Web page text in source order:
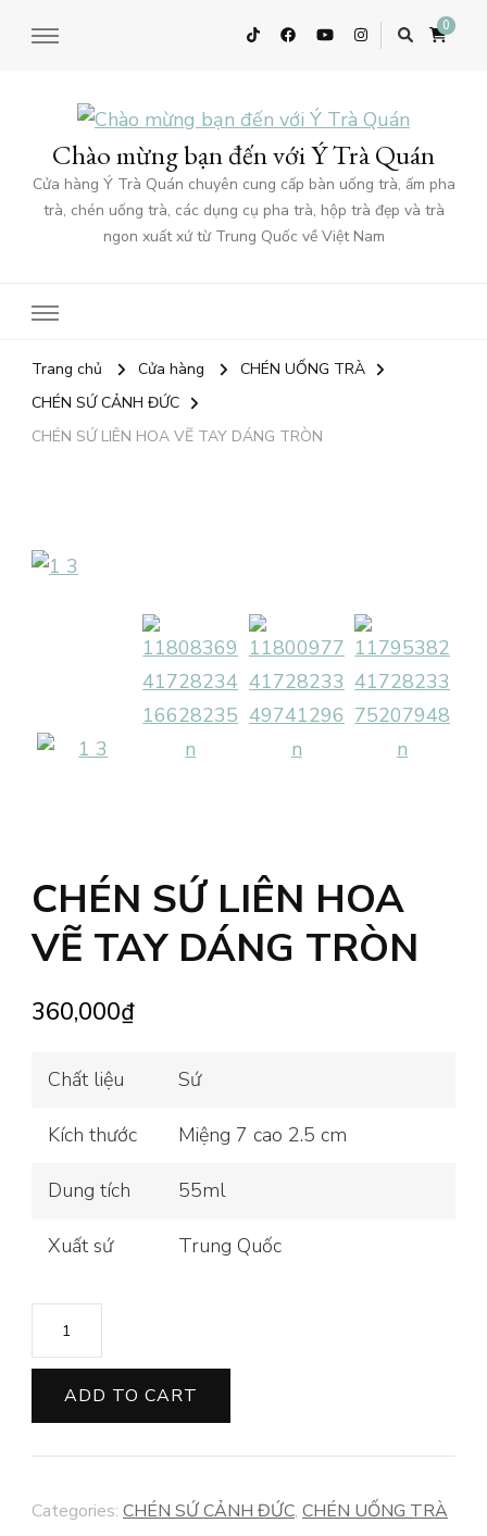
0
Chào mừng bạn đến với Ý Trà Quán
Cửa hàng Ý Trà Quán chuyên cung cấp bàn uống trà, ấm pha
trà, chén uống trà, các dụng cụ pha trà, hộp trà đẹp và trà
ngon xuất xứ từ Trung Quốc về Việt Nam
Trang chủ Cửa hàng
CHÉN UỐNG TRÀ
CHÉN SỨ CẢNH ĐỨC
CHÉN SỨ LIÊN HOA VẼ TAY DÁNG TRÒN
CHÉN SỨ LIÊN HOA
VẼ TAY DÁNG TRÒN
360,000₫
Chất liệu Sứ
Kích thước Miệng 7 cao 2.5 cm
Dung tích 55ml
Xuất sứ Trung Quốc
CHÉN
SỨ
LIÊN
HOA
VẼ
DÁNG
ADD TO CART
Categories: CHÉN SỨ CẢNH ĐỨC, CHÉN UỐNG TRÀ